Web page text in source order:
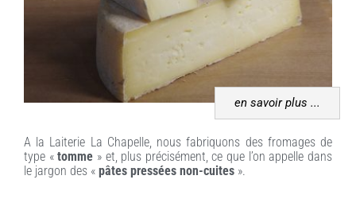
en savoir plus ...
A la Laiterie La Chapelle, nous fabriquons des fromages de
type «tomme » et, plus précisément, ce que l’on appelle dans
le jargon des « pâtes pressées non-cuites ».